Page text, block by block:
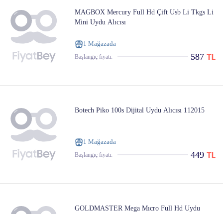
MAGBOX Mercury Full Hd Çift Usb Li Tkgs Li
Mini Uydu Alıcısı
1 Mağazada
Başlangıç ​​fiyatı: 587
Botech Piko 100s Dijital Uydu Alıcısı 112015
1 Mağazada
Başlangıç ​​fiyatı: 449
GOLDMASTER Mega Mıcro Full Hd Uydu